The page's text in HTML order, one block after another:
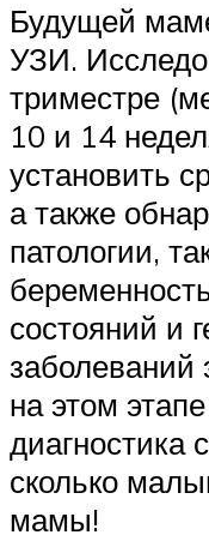
Будущей
УЗИ.
триместре
10 и 14
установить
а также
патологии,
состояний и
на этом
диагностика
сколько
мамы!